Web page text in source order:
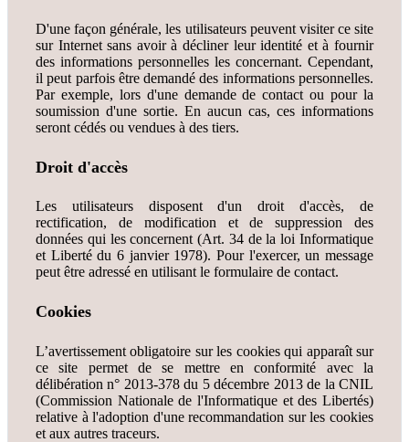
D'une façon générale, les utilisateurs peuvent visiter ce site
sur Internet sans avoir à décliner leur identité et à fournir
des informations personnelles les concernant. Cependant,
il peut parfois être demandé des informations personnelles.
Par exemple, lors d'une demande de contact ou pour la
soumission d'une sortie. En aucun cas, ces informations
seront cédés ou vendues à des tiers.
Droit d'accès
Les utilisateurs disposent d'un droit d'accès, de
rectification, de modification et de suppression des
données qui les concernent (Art. 34 de la loi Informatique
et Liberté du 6 janvier 1978). Pour l'exercer, un message
peut être adressé en utilisant le formulaire de contact.
Cookies
L’avertissement obligatoire sur les cookies qui apparaît sur
ce site permet de se mettre en conformité avec la
délibération n° 2013-378 du 5 décembre 2013 de la CNIL
(Commission Nationale de l'Informatique et des Libertés)
relative à l'adoption d'une recommandation sur les cookies
et aux autres traceurs.